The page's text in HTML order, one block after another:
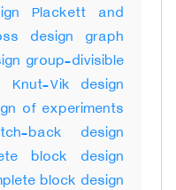
Plackett and
design graph
group-divisible
Vik design
of experiments
back design
block design
block design